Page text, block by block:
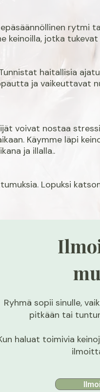
rytmi
keinoilla, jotka tukevat
haitallisia
ja vaikeuttavat
voivat nostaa
Käymme läpi
ja illalla..
Lopuksi k
Ryhmä sopii sinulle,
pitkään tai
haluat toimivia